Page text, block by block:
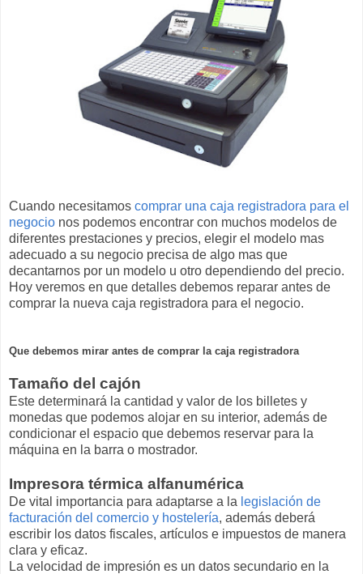
Cuando necesitamos comprar una caja registradora para el
negocio nos podemos encontrar con muchos modelos de
diferentes prestaciones y precios, elegir el modelo mas
adecuado a su negocio precisa de algo mas que
decantarnos por un modelo u otro dependiendo del precio.
Hoy veremos en que detalles debemos reparar antes de
comprar la nueva caja registradora para el negocio.
Que debemos mirar antes de comprar la caja registradora
Tamaño del cajón
Este determinará la cantidad y valor de los billetes y
monedas que podemos alojar en su interior, además de
condicionar el espacio que debemos reservar para la
máquina en la barra o mostrador.
Impresora térmica alfanumérica
De vital importancia para adaptarse a la legislación de
facturación del comercio y hostelería, además deberá
escribir los datos fiscales, artículos e impuestos de manera
clara y eficaz.
La velocidad de impresión es un datos secundario en la